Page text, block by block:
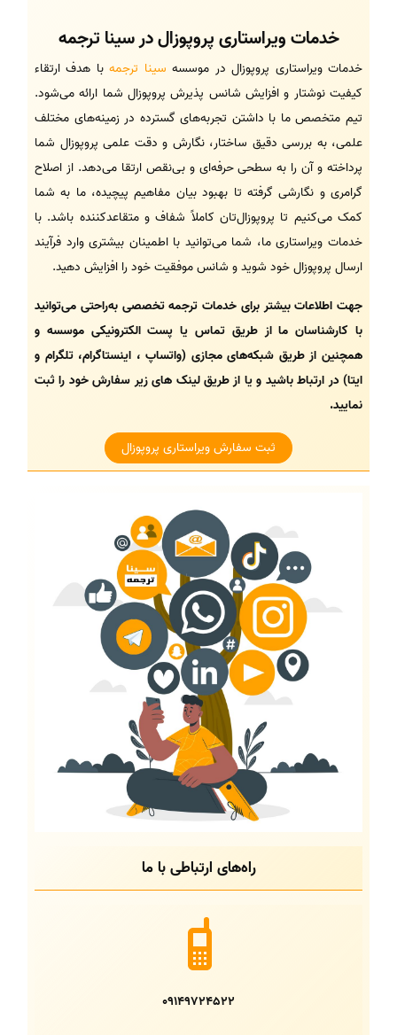
خدمات ویراستاری پروپوزال در سینا ترجمه
خدمات ویراستاری پروپوزال در موسسه سینا ترجمهبا هدف ارتقاء
کیفیت نوشتار و افزایش شانس پذیرش پروپوزال شما ارائه می‌شود.
تیم متخصص ما با داشتن تجربه‌های گسترده در زمینه‌های مختلف
علمی، به بررسی دقیق ساختار، نگارش و دقت علمی پروپوزال شما
پرداخته و آن را به سطحی حرفه‌ای و بی‌نقص ارتقا می‌دهد. از اصلاح
گرامری و نگارشی گرفته تا بهبود بیان مفاهیم پیچیده، ما به شما
کمک می‌کنیم تا پروپوزال‌تان کاملاً شفاف و متقاعدکننده باشد. با
خدمات ویراستاری ما، شما می‌توانید با اطمینان بیشتری وارد فرآیند
ارسال پروپوزال خود شوید و شانس موفقیت خود را افزایش دهید.
جهت اطلاعات بیشتر برای خدمات ترجمه تخصصی به‌راحتی می‌توانید
با کارشناسان ما از طریق تماس یا پست الکترونیکی موسسه و
همچنین از طریق شبکه‌های مجازی (واتساپ ، اینستاگرام، تلگرام و
ایتا) در ارتباط باشید و یا از طریق لینک های زیر سفارش خود را ثبت
نمایید.
ثبت سفارش ویراستاری پروپوزال
راه‌های ارتباطی با ما
09149724522